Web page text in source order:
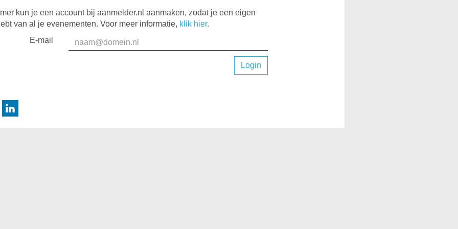
kun je een account bij aanmelder.nl aanmaken, zodat je een eigen
van al je evenementen. Voor meer informatie, klik hier.
E-mail
Login